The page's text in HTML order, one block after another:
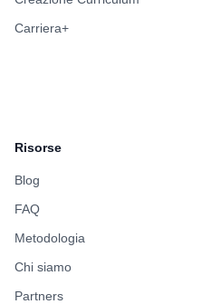
Carriera+
Risorse
Blog
FAQ
Metodologia
Chi siamo
Partners